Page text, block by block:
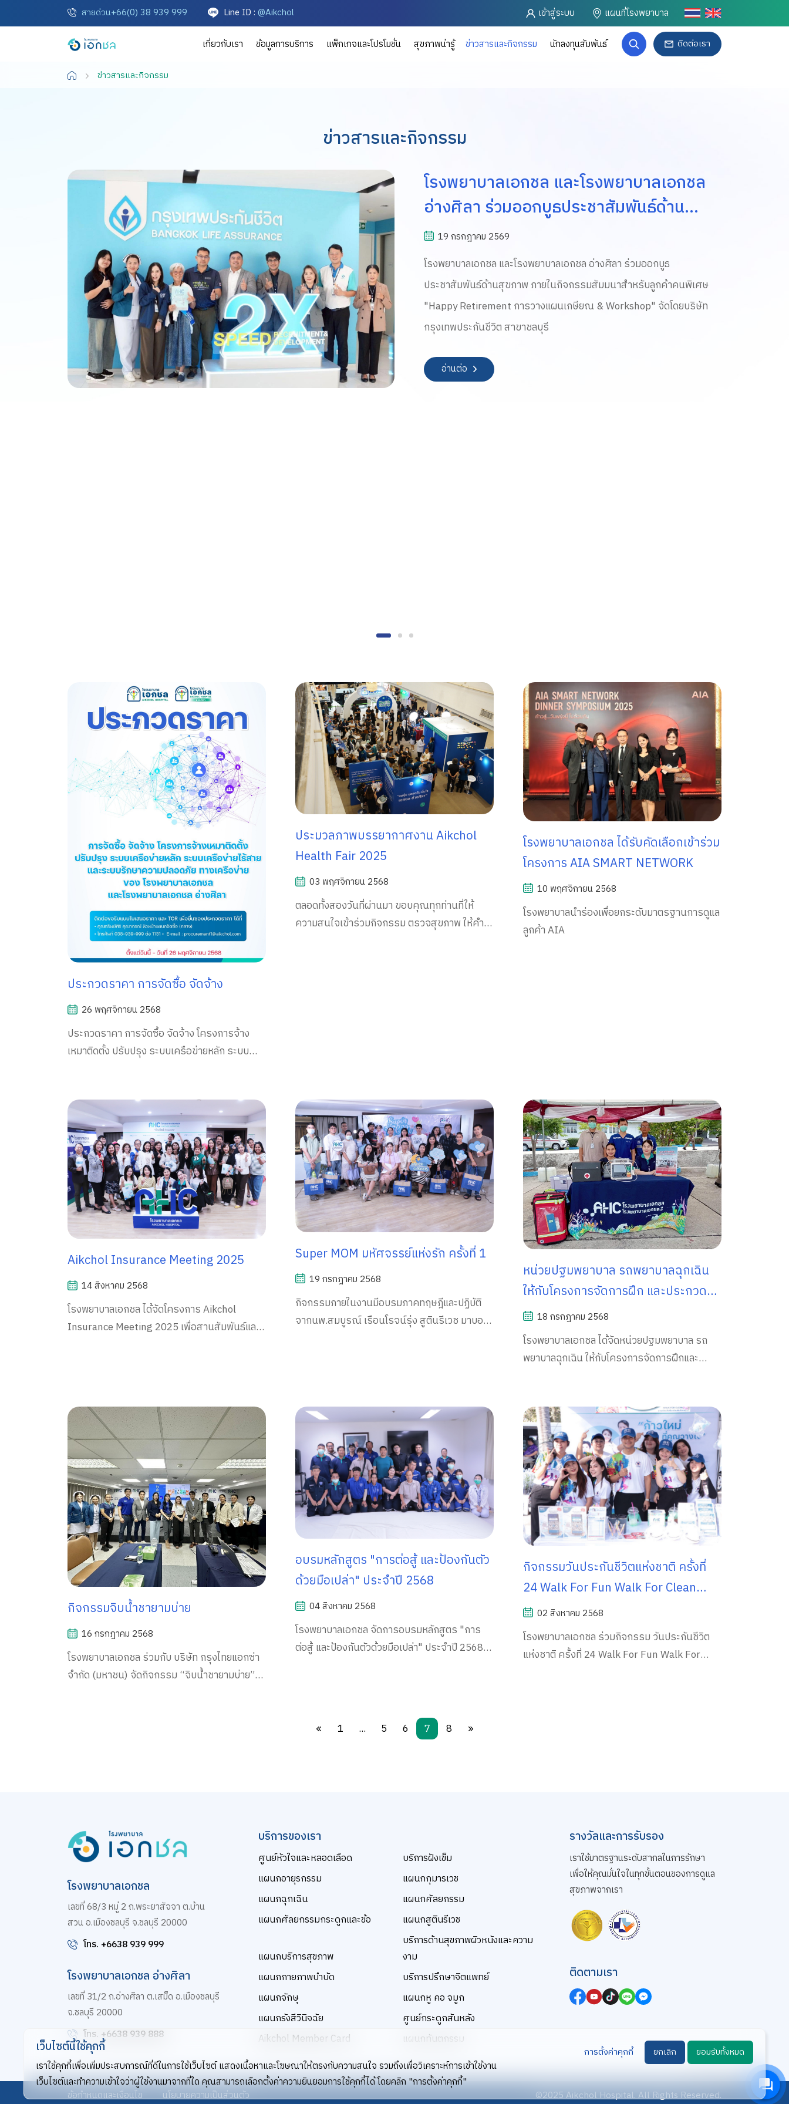
สายด่วน+66(0) 38 939 999 Line ID : @Aikchol เข้าสู่ระบบ แผนที่โรงพยาบาล
เกี่ยวกับเรา ข้อมูลการบริการ แพ็กเกจและโปรโมชั่น สุขภาพน่ารู้ ข่าวสารและกิจกรรม นักลงทุนสัมพันธ์ ติดต่อเรา
ข่าวสารและกิจกรรม
ข่าวสารและกิจกรรม
โรงพยาบาลเอกชล และโรงพยาบาลเอกชล
อ่างศิลา ร่วมออกบูธประชาสัมพันธ์ด้าน
สุขภาพ ภายในกิจกรรมสัมมนาสำหรับลูกค้า
คนพิเศษ "Happy Retirement การวางแผน
เกษียณ & Workshop" จัดโดยบริษัท กรุงเทพ
ประกันชีวิต สาขาชลบุรี
19 กรกฎาคม 2569
โรงพยาบาลเอกชล และโรงพยาบาลเอกชล อ่างศิลา ร่วมออกบูธ
ประชาสัมพันธ์ด้านสุขภาพ ภายในกิจกรรมสัมมนาสำหรับลูกค้าคนพิเศษ
"Happy Retirement การวางแผนเกษียณ & Workshop" จัดโดยบริษัท
กรุงเทพประกันชีวิต สาขาชลบุรี
อ่านต่อ
ประกวดราคา การจัดซื้อ จัดจ้าง
26 พฤศจิกายน 2568
ประกวดราคา การจัดซื้อ จัดจ้าง โครงการจ้าง
เหมาติดตั้ง ปรับปรุง ระบบเครือข่ายหลัก ระบบ
เอกชล อ่างศิลา
ประมวลภาพบรรยากาศงาน Aikchol
Health Fair 2025
03 พฤศจิกายน 2568
ตลอดทั้งสองวันที่ผ่านมา ขอบคุณทุกท่านที่ให้
ความสนใจเข้าร่วมกิจกรรม ตรวจสุขภาพ ให้คำ
โรงพยาบาลเอกชล ได้รับคัดเลือกเข้าร่วม
โครงการ AIA SMART NETWORK
10 พฤศจิกายน 2568
โรงพยาบาลนำร่องเพื่อยกระดับมาตรฐานการดูแล
ลูกค้า AIA
Aikchol Insurance Meeting 2025
14 สิงหาคม 2568
โรงพยาบาลเอกชล ได้จัดโครงการ Aikchol
Insurance Meeting 2025 เพื่อสานสัมพันธ์และ
Super MOM มหัศจรรย์แห่งรัก ครั้งที่ 1
19 กรกฎาคม 2568
กิจกรรมภายในงานมีอบรมภาคทฤษฎีและปฏิบัติ
จากนพ.สมบูรณ์ เรือนโรจน์รุ่ง สูตินรีเวช มาบอก
หน่วยปฐมพยาบาล รถพยาบาลฉุกเฉิน
ให้กับโครงการจัดการฝึก และประกวด
การฝึกเพื่อควบคุมความประพฤติและ
ระเบียบวินัยของข้าราชการตำรวจ
18 กรกฎาคม 2568
โรงพยาบาลเอกชล ได้จัดหน่วยปฐมพยาบาล รถ
พยาบาลฉุกเฉิน ให้กับโครงการจัดการฝึกและ
กิจกรรมจิบน้ำชายามบ่าย
16 กรกฎาคม 2568
โรงพยาบาลเอกชล ร่วมกับ บริษัท กรุงไทยแอกซ่า
จำกัด (มหาชน) จัดกิจกรรม “จิบน้ำชายามบ่าย”
อบรมหลักสูตร "การต่อสู้ และป้องกันตัว
ด้วยมือเปล่า" ประจำปี 2568
04 สิงหาคม 2568
โรงพยาบาลเอกชล จัดการอบรมหลักสูตร "การ
ต่อสู้ และป้องกันตัวด้วยมือเปล่า" ประจำปี 2568
กิจกรรมวันประกันชีวิตแห่งชาติ ครั้งที่
24 Walk For Fun Walk For Clean
"ชวนเดินเก็บฝัน ร่วมกันรักษ์ทะเล"
02 สิงหาคม 2568
โรงพยาบาลเอกชล ร่วมกิจกรรม วันประกันชีวิต
แห่งชาติ ครั้งที่ 24 Walk For Fun Walk For
1
... 5 6 7 8
โรงพยาบาลเอกชล
เลขที่ 68/3 หมู่ 2 ถ.พระยาสัจจา ต.บ้าน
สวน อ.เมืองชลบุรี จ.ชลบุรี 20000
โทร. +6638 939 999
โรงพยาบาลเอกชล อ่างศิลา
เลขที่ 31/2 ถ.อ่างศิลา ต.เสม็ด อ.เมืองชลบุรี
จ.ชลบุรี 20000
โทร. +6638 939 888
บริการของเรา
ศูนย์หัวใจและหลอดเลือด
บริการฝังเข็ม
แผนกอายุรกรรม
แผนกกุมารเวช
แผนกฉุกเฉิน
แผนกศัลยกรรม
แผนกศัลยกรรมกระดูกและข้อ
แผนกสูตินรีเวช
แผนกบริการสุขภาพ
บริการด้านสุขภาพผิวหนังและความ
งาม
แผนกกายภาพบำบัด
บริการปรึกษาจิตแพทย์
แผนกจักษุ
แผนกหู คอ จมูก
แผนกรังสีวินิจฉัย
ศูนย์กระดูกสันหลัง
Aikchol Member Card
แผนกทันตกรรม
รางวัลและการรับรอง
เราใช้มาตรฐานระดับสากลในการรักษา
เพื่อให้คุณมั่นใจในทุกขั้นตอนของการดูแล
สุขภาพจากเรา
ติดตามเรา
ข้อกำหนดและเงื่อนไข นโยบายความเป็นส่วนตัว ©2025 Aikchol Hospital. All Rights Reserved.
เว็บไซต์นี้ใช้คุกกี้
เราใช้คุกกี้เพื่อเพิ่มประสบการณ์ที่ดีในการใช้เว็บไซต์ แสดงเนื้อหาและโฆษณาให้ตรงกับความสนใจ รวมถึงเพื่อวิเคราะห์การเข้าใช้งาน
เว็บไซต์และทำความเข้าใจว่าผู้ใช้งานมาจากที่ใด คุณสามารถเลือกตั้งค่าความยินยอมการใช้คุกกี้ได้ โดยคลิก "การตั้งค่าคุกกี้"
การตั้งค่าคุกกี้ ยกเลิก ยอมรับทั้งหมด
สอบถาม คลิก